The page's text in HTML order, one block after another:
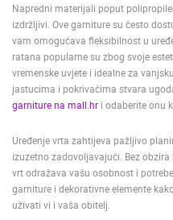
NAJNOVIJE KAMERE
ARENA,
UŽIVO 0 GLEDATELJ(A)
MANDRE LJETNA
MANDRE
KATEGORIJE
NAJBOLJE S WEBA
Napredni materijali poput
izdržljivi. Ove garniture su često
vam omogućava fleksibilnost u
ratana popularne su zbog svoje
vremenske uvjete i idealne za
jastucima i pokrivačima stvara
garniture na mall.hr i odaberite onu
Uređenje vrta zahtijeva pažljivo
izuzetno zadovoljavajući. Bez
vrt odražava vašu osobnost i
garniture i dekorativne elemente
uživati vi i vaša obitelj.